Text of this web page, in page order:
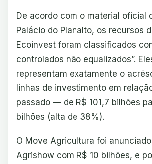
De acordo com o material oficial
Palácio do Planalto, os recursos
Ecoinvest foram classificados
controlados não equalizados”.
representam exatamente o
linhas de investimento em
passado — de R$ 101,7 bilhões
bilhões (alta de 38%).
O Move Agricultura foi
Agrishow com R$ 10 bilhões, e